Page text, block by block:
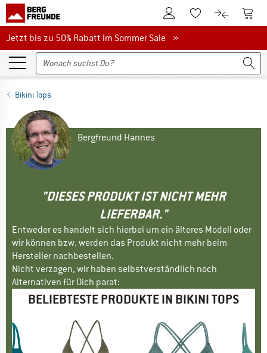
Zum KundenkontoZum Merkzettel.
Zum Zum
Jetzt bis zu 50% Rabatt im Sommer Sale
Jetzt bis zu 50% Rabatt im Sommer Sale »
Bikini Tops
Bergfreund Hannes
"DIESES PRODUKT IST NICHT MEHR
LIEFERBAR."
Entweder es handelt sich hierbei um ein älteres Modell oder
wir können bzw. werden das Produkt nicht mehr beim
Hersteller nachbestellen.
Nicht verzagen, wir haben selbstverständlich noch
Alternativen für Dich parat:
BELIEBTESTE PRODUKTE IN BIKINI TOPS